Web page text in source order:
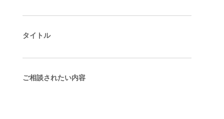
タイトル
ご相談されたい内容